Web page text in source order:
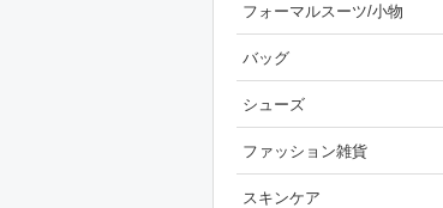
フォーマルスーツ/小物
バッグ
シューズ
ファッション雑貨
スキンケア